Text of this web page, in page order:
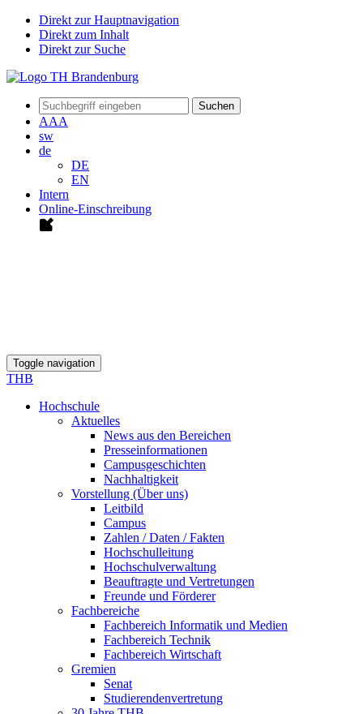
Direkt zur Hauptnavigation
Direkt zum Inhalt
Direkt zur Suche
Suchen
AAA
sw
de
DE
EN
Intern
Online-Einschreibung
Toggle navigation
THB
Hochschule
Aktuelles
News aus den Bereichen
Presseinformationen
Campusgeschichten
Nachhaltigkeit
Vorstellung (Über uns)
Leitbild
Campus
Zahlen / Daten / Fakten
Hochschulleitung
Hochschulverwaltung
Beauftragte und Vertretungen
Freunde und Förderer
Fachbereiche
Fachbereich Informatik und Medien
Fachbereich Technik
Fachbereich Wirtschaft
Gremien
Senat
Studierendenvertretung